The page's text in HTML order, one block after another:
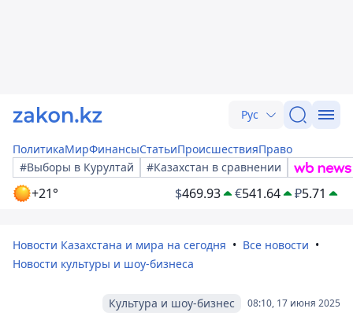
Рус
ПолитикаМирФинансыСтатьиПроисшествияПраво
#Выборы в Курултай
#Казахстан в сравнении
+21° $469.93 €541.64 ₽5.71
Новости Казахстана и мира на сегодня
Все новости
Новости культуры и шоу-бизнеса
08:10, 17 июня 2025
Культура и шоу-бизнес